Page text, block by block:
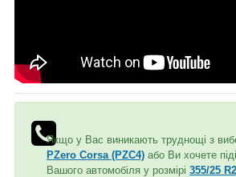
Якщо у Вас виникають труднощі з
PZero Corsa (PZC4) або Ви хочете
Вашого автомобіля у розмірі 355/25